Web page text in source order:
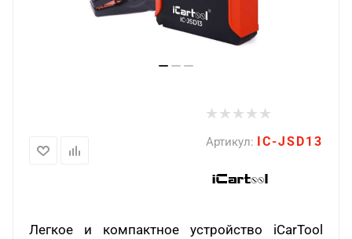
Артикул: IC-JSD13
Легкое и компактное устройство iCarTool